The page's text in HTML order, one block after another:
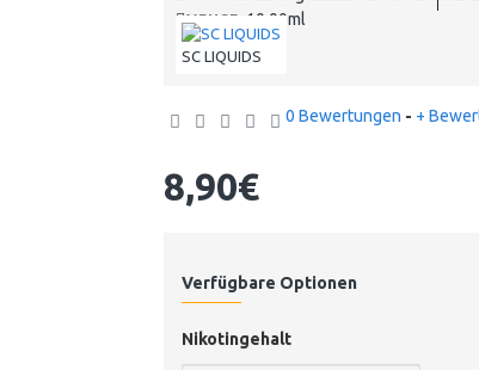
MENGE: 10.00ml
SC LIQUIDS
0 Bewertungen - +
8,90€
Verfügbare Optionen
Nikotingehalt